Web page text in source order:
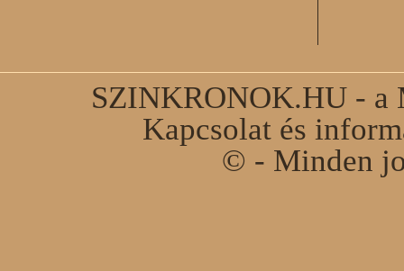
SZINKRONOK.HU - a
Kapcsolat és
© - Minden